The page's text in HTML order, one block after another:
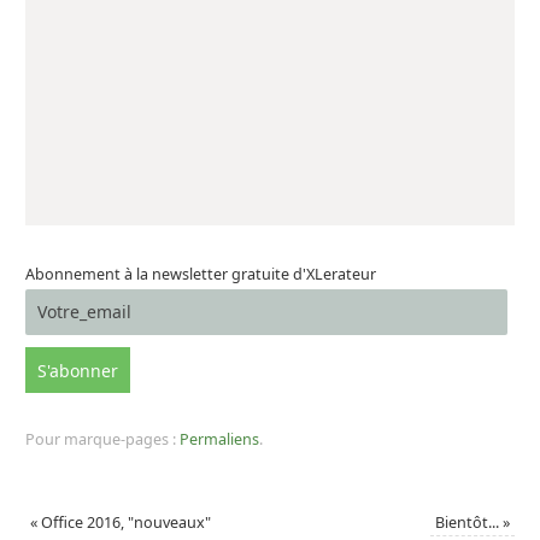
Abonnement à la newsletter gratuite d'XLerateur
Pour marque-pages : Permaliens.
«Office 2016, "nouveaux"
Bientôt...»